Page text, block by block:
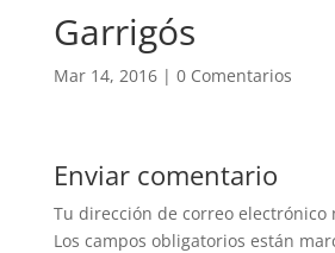
Garrigós
Mar 14, 2016| 0 Comentarios
Enviar comentario
Tu dirección de correo electrónico
Los campos obligatorios están